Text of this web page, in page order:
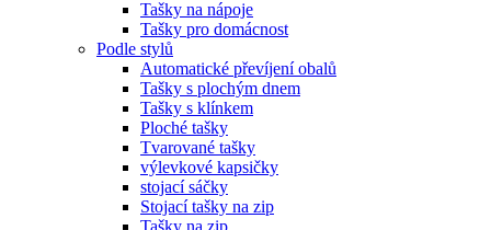
Tašky na nápoje
Tašky pro domácnost
Podle stylů
Automatické převíjení obalů
Tašky s plochým dnem
Tašky s klínkem
Ploché tašky
Tvarované tašky
výlevkové kapsičky
stojací sáčky
Stojací tašky na zip
Tašky na zip